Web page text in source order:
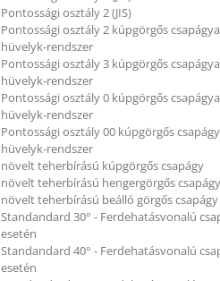
Pontossági osztály 2 (JIS)
Pontossági osztály 2 kúpgörgős
hüvelyk-rendszer
Pontossági osztály 3 kúpgörgős
hüvelyk-rendszer
Pontossági osztály 0 kúpgörgős
hüvelyk-rendszer
Pontossági osztály 00 kúpgörgős
hüvelyk-rendszer
növelt teherbírású kúpgörgős csapágy
növelt teherbírású hengergörgős csapágy
növelt teherbírású beálló görgős csapágy
Standandard 30° - Ferdehatásvonalú
esetén
Standandard 40° - Ferdehatásvonalú
esetén